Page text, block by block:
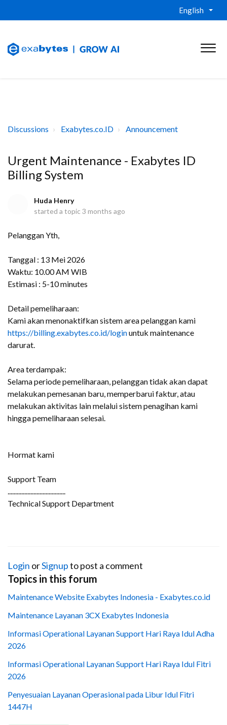
English
Discussions Exabytes.co.ID Announcement
Urgent Maintenance - Exabytes ID
Billing System
Huda Henry
started a topic 3 months ago
Pelanggan Yth,
Tanggal : 13 Mei 2026
Waktu: 10.00 AM WIB
Estimasi : 5-10 minutes
Detail pemeliharaan:
Kami akan menonaktifkan sistem area pelanggan kami
https://billing.exabytes.co.id/loginuntuk maintenance
darurat.
Area terdampak:
Selama periode pemeliharaan, pelanggan tidak akan dapat
melakukan pemesanan baru, memperbarui faktur, atau
melakukan aktivitas lain melalui sistem penagihan kami
hingga pemeliharaan selesai.
Hormat kami
Support Team
......................................
Technical Support Department
Login orSignupto post a comment
Topics in this forum
Maintenance Website Exabytes Indonesia - Exabytes.co.id
Maintenance Layanan 3CX Exabytes Indonesia
Informasi Operational Layanan Support Hari Raya Idul Adha
2026
Informasi Operational Layanan Support Hari Raya Idul Fitri
2026
Penyesuaian Layanan Operasional pada Libur Idul Fitri
1447H